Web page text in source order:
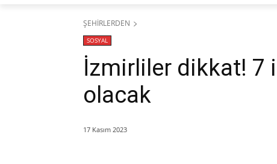
ŞEHİRLERDEN
SOSYAL
İzmirliler dikkat! 7
olacak
17 Kasım 2023